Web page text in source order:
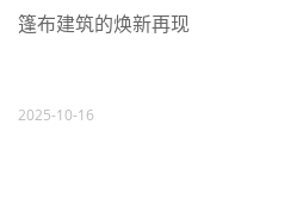
篷布建筑的焕新再现
2025-10-16